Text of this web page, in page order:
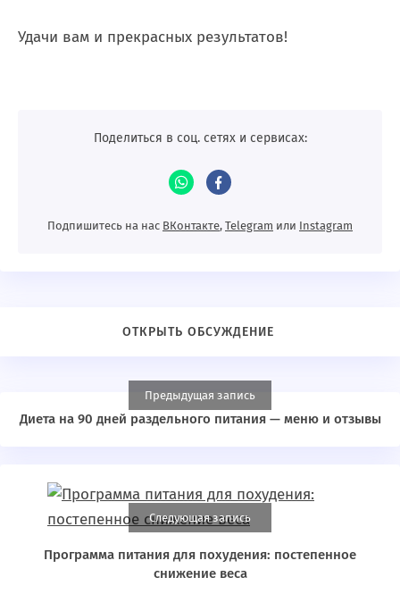
Удачи вам и прекрасных результатов!
Поделиться в соц. сетях и сервисах:
Подпишитесь на нас ВКонтакте, Telegram или Instagram
Предыдущая запись
Диета на 90 дней раздельного питания — меню и отзывы
Следующая запись
Программа питания для похудения: постепенное
снижение веса